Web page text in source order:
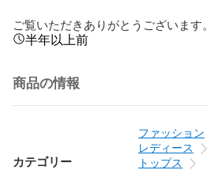
ご覧いただきありがとうございます。
半年以上前
商品の情報
カテゴリー
ファッション
レディース
トップス